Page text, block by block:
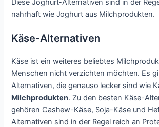
Diese Joghurt-Alternativen sind in der
nahrhaft wie Joghurt aus Milchprodukten.
Käse-Alternativen
Käse ist ein weiteres beliebtes
Menschen nicht verzichten möchten. Es
Alternativen, die genauso lecker sind wie
Milchprodukten. Zu den besten Käse-
gehören Cashew-Käse, Soja-Käse und
Alternativen sind in der Regel reich an